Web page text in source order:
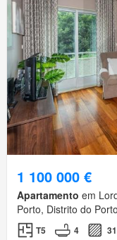
1 100 000 €
Apartamento em
Porto, Distrito do Porto
T5 4